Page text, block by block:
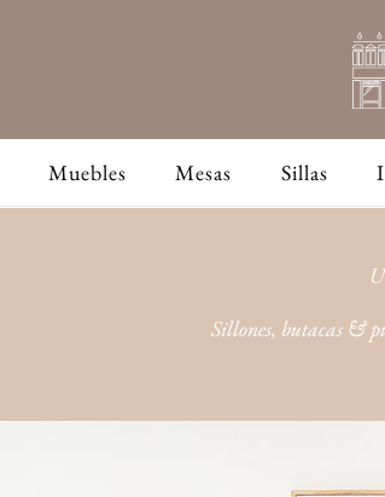
Muebles Mesas Sillas
Sillones, butacas &